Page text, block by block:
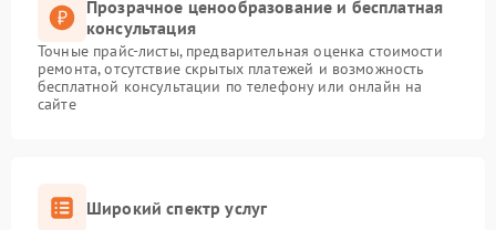
Прозрачное ценообразование и бесплатная
консультация
Точные прайс-листы, предварительная оценка стоимости
ремонта, отсутствие скрытых платежей и возможность
бесплатной консультации по телефону или онлайн на
сайте
Широкий спектр услуг